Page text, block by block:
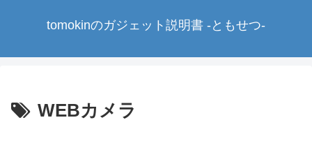
tomokinのガジェット説明書 -ともせつ-
WEBカメラ